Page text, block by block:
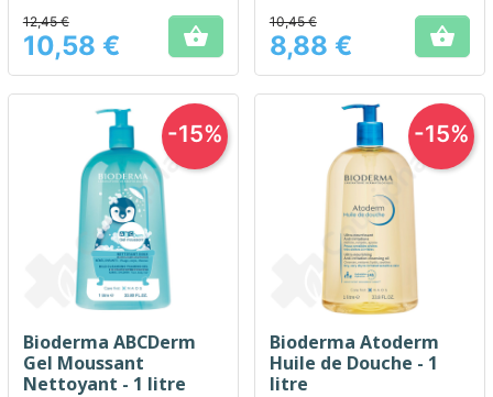
Prix
12,45 €
10,58 €  Prix
10,45 €
8,88 € 
Bioderma ABCDerm
Gel Moussant
Nettoyant - 1 litre
-15%
Bioderma Atoderm
Huile de Douche - 1
litre
-15%